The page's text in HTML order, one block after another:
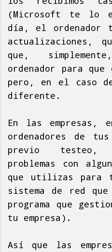
(Microsoft te lo
día, el ordenador
actualizaciones,
que,
ordenador para
pero, en el caso
diferente.
En las empresas,
ordenadores de
previo testeo,
problemas con
que utilizas para
sistema de red
programa que
tu empresa).
Así que las